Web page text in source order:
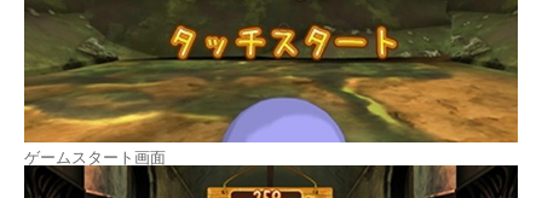
ゲームスタート画面